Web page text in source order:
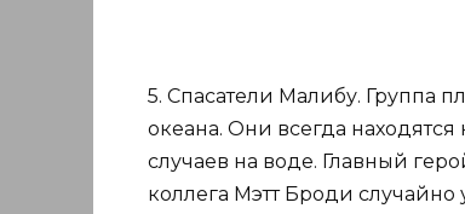
5. Спасатели Малибу. Группа
океана. Они всегда
случаев на воде. Главный
коллега Мэтт Броди случайно